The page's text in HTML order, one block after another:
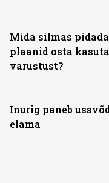
Mida silmas
plaanid osta
varustust?
Inurig paneb
elama